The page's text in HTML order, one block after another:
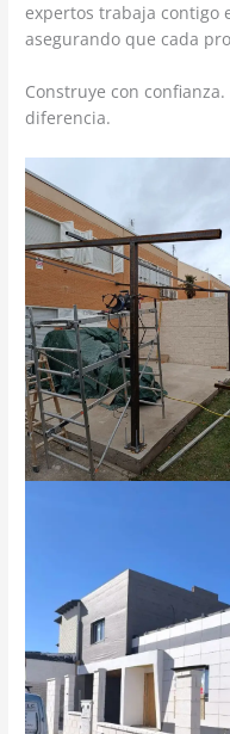
expertos trabaja contigo
asegurando que cada
Construye con
diferencia.